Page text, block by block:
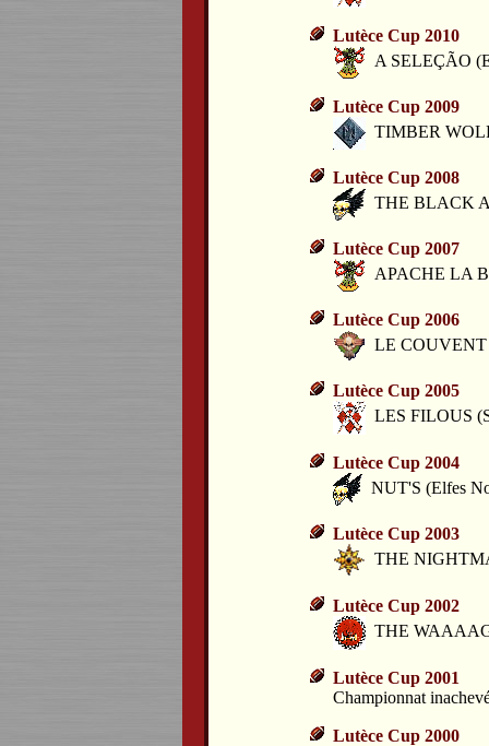
Lutèce Cup 2010
A SELEÇÃO
Lutèce Cup 2009
TIMBER
Lutèce Cup 2008
THE BLACK
Lutèce Cup 2007
APACHE LA
Lutèce Cup 2006
LE COUVENT
Lutèce Cup 2005
LES FILOUS
Lutèce Cup 2004
NUT'S (Elfes
Lutèce Cup 2003
THE
Lutèce Cup 2002
THE
Lutèce Cup 2001
Championnat
Lutèce Cup 2000